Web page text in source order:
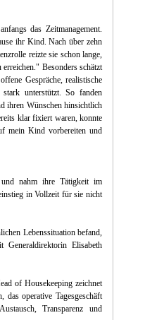
das Zeitmanagement.
ihr Kind. Nach über zehn
reizte sie schon lange,
Besonders schätzt
Gespräche, realistische
unterstützt. So fanden
ihren Wünschen hinsichtlich
klar fixiert waren, konnte
mein Kind vorbereiten und
nahm ihre Tätigkeit im
in Vollzeit für sie nicht
Lebenssituation befand,
Elisabeth
of Housekeeping zeichnet
operative Tagesgeschäft
Transparenz und